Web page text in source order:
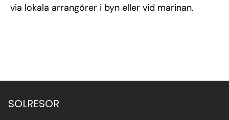
via lokala arrangörer i byn eller vid marinan.
SOLRESOR